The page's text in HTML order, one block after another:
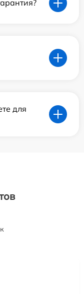
для